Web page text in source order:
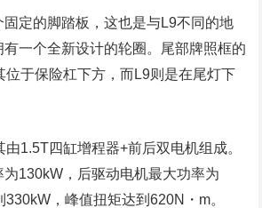
定的脚踏板，这也是与L9不同的地
一个全新设计的轮圈。尾部牌照框的
位于保险杠下方，而L9则是在尾灯下
1.5T四缸增程器+前后双电机组成。
130kW，后驱动电机最大功率为
，峰值扭矩达到620N・m。